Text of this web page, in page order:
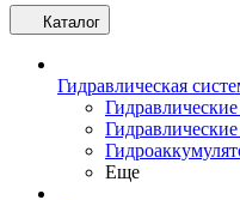
Каталог
Гидравлическая
Еще